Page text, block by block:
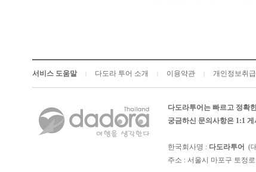
서비스 도움말 다도라 투어 소개 이용약관 개인정보취
다도라투어는 빠르고 정확
궁금하신 문의사항은 1:1
한국회사명 : 다도라투어 (
주소 : 서울시 마포구 토정